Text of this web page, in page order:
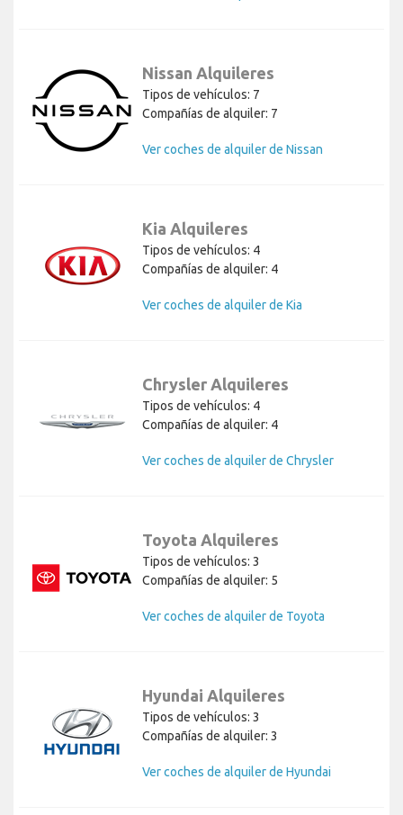
Nissan Alquileres
Tipos de vehículos: 7
Compañías de alquiler: 7
Ver coches de alquiler de Nissan
Kia Alquileres
Tipos de vehículos: 4
Compañías de alquiler: 4
Ver coches de alquiler de Kia
Chrysler Alquileres
Tipos de vehículos: 4
Compañías de alquiler: 4
Ver coches de alquiler de Chrysler
Toyota Alquileres
Tipos de vehículos: 3
Compañías de alquiler: 5
Ver coches de alquiler de Toyota
Hyundai Alquileres
Tipos de vehículos: 3
Compañías de alquiler: 3
Ver coches de alquiler de Hyundai